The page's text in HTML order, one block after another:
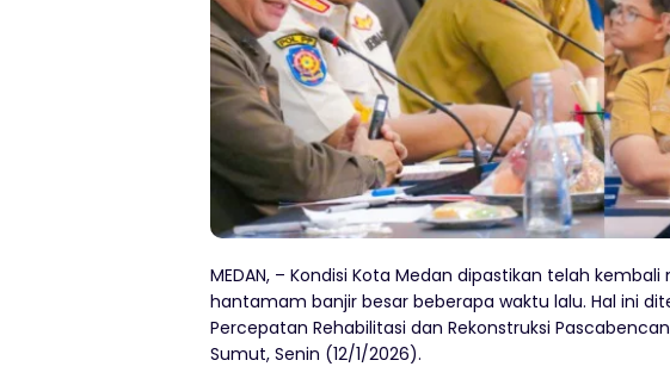
MEDAN, – Kondisi Kota Medan dipastikan telah
hantamam banjir besar beberapa waktu lalu. Hal ini
Percepatan Rehabilitasi dan Rekonstruksi
Sumut, Senin (12/1/2026).